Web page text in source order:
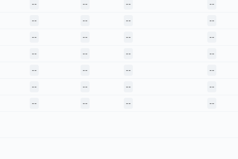
-- -- -- --
-- -- -- --
-- -- -- --
-- -- -- --
-- -- -- --
-- -- -- --
-- -- -- --